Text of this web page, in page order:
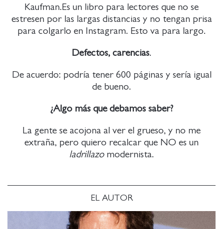
Kaufman.Es un libro para lectores que no se
estresen por las largas distancias y no tengan prisa
para colgarlo en Instagram. Esto va para largo.
Defectos, carencias.
De acuerdo: podría tener 600 páginas y sería igual
de bueno.
¿Algo más que debamos saber?
La gente se acojona al ver el grueso, y no me
extraña, pero quiero recalcar que NO es un
ladrillazomodernista.
EL AUTOR